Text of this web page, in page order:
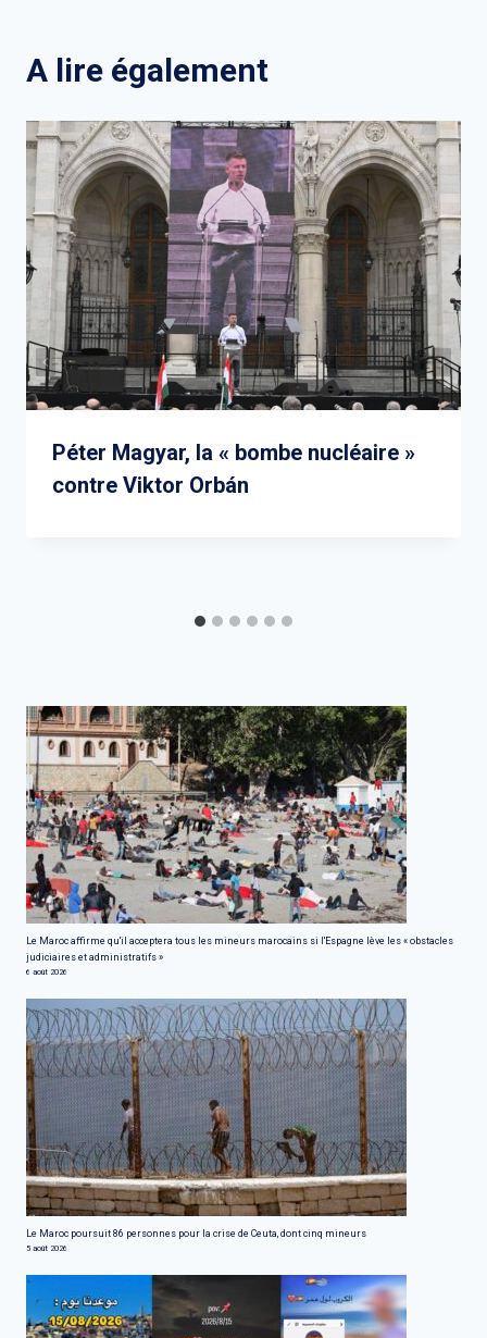
A lire également
Péter Magyar, la « bombe nucléaire »
contre Viktor Orbán
Le Maroc affirme qu'il acceptera tous les mineurs marocains si l'Espagne lève les « obstacles
judiciaires et administratifs »
6 août 2026
Le Maroc poursuit 86 personnes pour la crise de Ceuta, dont cinq mineurs
5 août 2026